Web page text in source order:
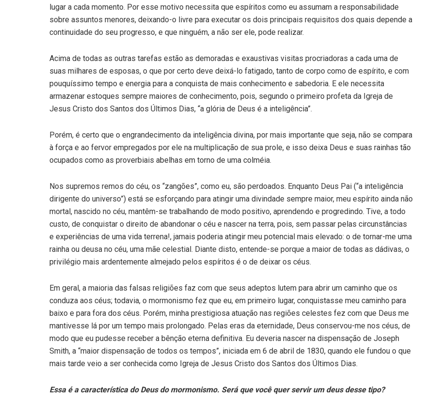
lugar a cada momento. Por esse motivo necessita que espíritos como eu assumam a responsabilidade
sobre assuntos menores, deixando-o livre para executar os dois principais requisitos dos quais depende a
continuidade do seu progresso, e que ninguém, a não ser ele, pode realizar.
Acima de todas as outras tarefas estão as demoradas e exaustivas visitas procriadoras a cada uma de
suas milhares de es­posas, o que por certo deve deixá-lo fatigado, tanto de corpo como de espírito, e com
pouquíssimo tempo e energia para a conquista de mais conhecimento e sabedoria. E ele necessita
armazenar estoques sempre maiores de conhecimento, pois, segundo o primeiro profeta da Igreja de
Jesus Cristo dos Santos dos Últimos Dias, “a glória de Deus é a inteligência”.
Porém, é certo que o engrandecimento da inteligência divina, por mais importante que seja, não se compara
à força e ao fervor empregados por ele na multiplicação de sua prole, e isso deixa Deus e suas rainhas tão
ocupados como as proverbiais abelhas em torno de uma colméia.
Nos supremos remos do céu, os “zangões”, como eu, são perdoados. Enquanto Deus Pai (“a inteligência
dirigente do universo”) está se esforçando para atingir uma divindade sempre maior, meu espírito ainda não
mortal, nascido no céu, mantêm-se trabalhando de modo positivo, aprendendo e progredindo. Tive, a todo
custo, de conquistar o direito de abandonar o céu e nascer na terra, pois, sem passar pelas circunstâncias
e experiências de uma vida terrena!, jamais poderia atingir meu potencial mais elevado: o de tornar-me uma
rainha ou deusa no céu, uma mãe celestial. Diante disto, entende-se porque a maior de todas as dádivas, o
privilégio mais ardentemente almejado pelos espíritos é o de deixar os céus.
Em geral, a maioria das falsas religiões faz com que seus adeptos lutem para abrir um caminho que os
conduza aos céus; todavia, o mormonismo fez que eu, em primeiro lugar, conquistasse meu caminho para
baixo e para fora dos céus. Porém, minha prestigiosa atuação nas regiões celestes fez com que Deus me
mantivesse lá por um tempo mais prolongado. Pelas eras da eternidade, Deus conservou-me nos céus, de
modo que eu pudesse receber a bênção eterna definitiva. Eu deveria nascer na dispensação de Joseph
Smith, a “maior dispensação de todos os tempos”, iniciada em 6 de abril de 1830, quando ele fundou o que
mais tarde veio a ser conhecida como Igreja de Jesus Cristo dos Santos dos Últimos Dias.
Essa é a característica do Deus do mormonismo. Será que você quer servir um deus desse tipo?